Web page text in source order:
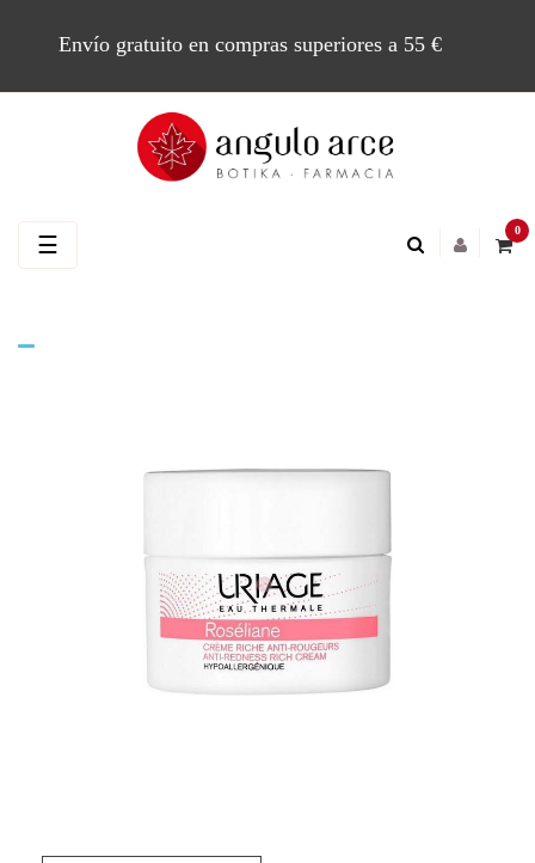
Envío gratuito en compras superiores a 55 €
0
Navegación
☰